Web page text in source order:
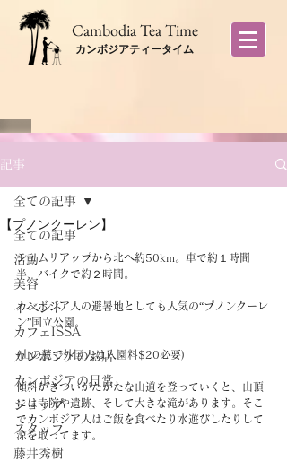
​Cambodia Tea Time
カンボジアティータイム
記事
全ての記事
活動
美容
イベント
カフェISSA
カンボジアのお店
カンボジアの日常
ショップ
スタッフ
藤井秀樹
全ての記事
【プノンクーレン】
シェムリアップから北へ約50km。車で約１時間
半、バイクで約２時間。
カンボジア人の避暑地としても人気の“プノンクーレ
ン”国立公園。
(山の麓で外国人は入園料$20必要)
傾斜がきついがたがたな山道を登っていくと、山頂
には寺院や遺跡、そして大きな滝があります。そこ
でカンボジア人はご飯を食べたり水遊びしたりして
涼を取ってます。